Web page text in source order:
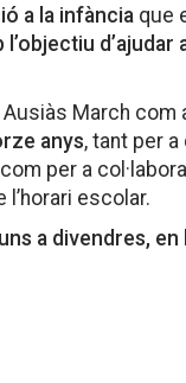
a la infància que
l’objectiu
March com
anys, tant per
per a
escolar.
a divendres,